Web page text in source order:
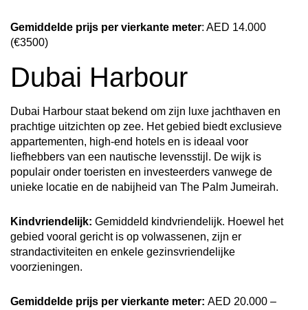
Gemiddelde prijs per vierkante meter: AED 14.000
(€3500)
Dubai Harbour
Dubai Harbour staat bekend om zijn luxe jachthaven en
prachtige uitzichten op zee. Het gebied biedt exclusieve
appartementen, high-end hotels en is ideaal voor
liefhebbers van een nautische levensstijl. De wijk is
populair onder toeristen en investeerders vanwege de
unieke locatie en de nabijheid van The Palm Jumeirah.
Kindvriendelijk: Gemiddeld kindvriendelijk. Hoewel het
gebied vooral gericht is op volwassenen, zijn er
strandactiviteiten en enkele gezinsvriendelijke
voorzieningen.
Gemiddelde prijs per vierkante meter: AED 20.000 –